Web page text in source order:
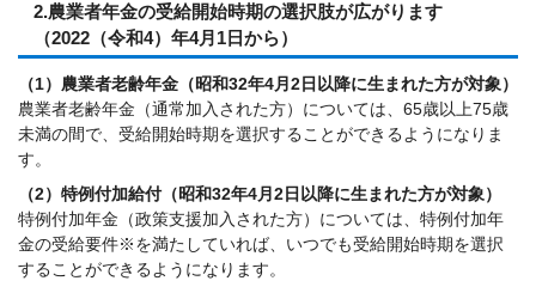
2.農業者年金の受給開始時期の選択肢が広がります
（2022（令和4）年4月1日から）
（1）農業者老齢年金（昭和32年4月2日以降に生まれた方が対象）
農業者老齢年金（通常加入された方）については、65歳以上75歳
未満の間で、受給開始時期を選択することができるようになりま
す。
（2）特例付加給付（昭和32年4月2日以降に生まれた方が対象）
特例付加年金（政策支援加入された方）については、特例付加年
金の受給要件※を満たしていれば、いつでも受給開始時期を選択
することができるようになります。